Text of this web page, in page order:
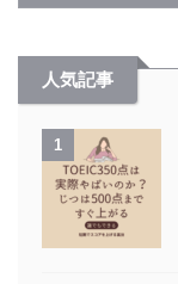
人気記事
1